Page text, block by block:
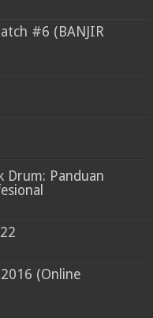
#6 (BANJIR
Drum: Panduan
(Online